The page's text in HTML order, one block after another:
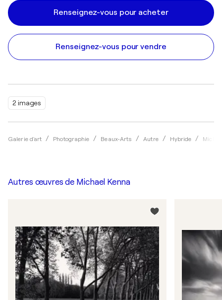
2 images
Galerie d'art Photographie Beaux-Arts Autre Hybride
Renseignez-vous pour acheter
Renseignez-vous pour vendre
Autres œuvres de Michael Kenna